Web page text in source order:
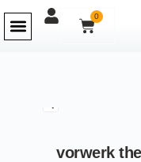
0
vorwerk